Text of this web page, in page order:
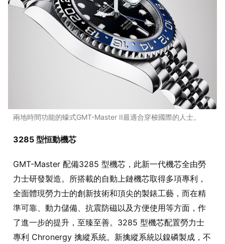
兩地時間功能的蠔式GMT-Master II最適合穿梭國際的人士。
3285 型恒動機芯
GMT-Master 配備3285 型機芯，此新一代機芯全由勞
力士研發製造。所搭載的自動上鏈機芯取得多項專利，
全面體現勞力士的創新技術和頂尖的製錶工藝，而在精
準可靠、動力儲備、抗震防磁以及方便使用等方面，作
了進一步的提升，至臻至善。3285 型機芯配置勞力士
專利 Chronergy 擒縱系統。新擒縱系統以鎳磷製成，不